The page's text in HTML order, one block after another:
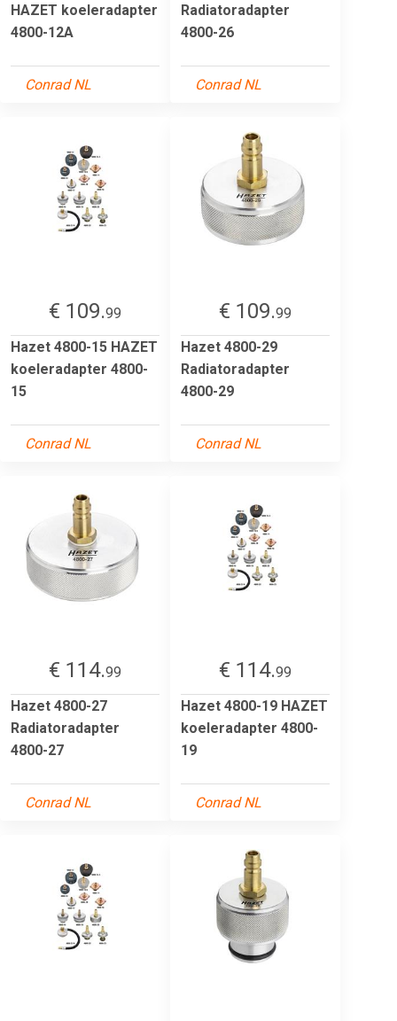
HAZET koeleradapter
4800-12A
Conrad NL
Radiatoradapter
4800-26
Conrad NL
€ 109.99
Hazet 4800-15 HAZET
koeleradapter 4800-
15
Conrad NL
€ 109.99
Hazet 4800-29
Radiatoradapter
4800-29
Conrad NL
€ 114.99
Hazet 4800-27
Radiatoradapter
4800-27
Conrad NL
€ 114.99
Hazet 4800-19 HAZET
koeleradapter 4800-
19
Conrad NL